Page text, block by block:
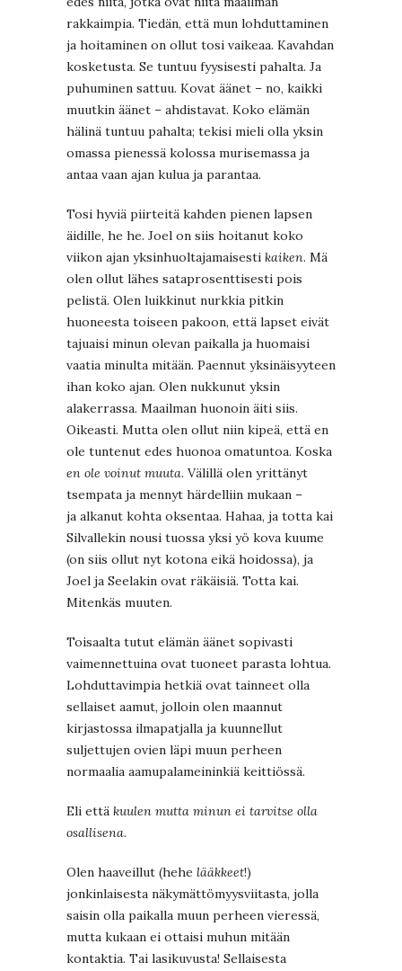
rakkaimpia. Tiedän, että mun lohduttaminen
ja hoitaminen on ollut tosi vaikeaa. Kavahdan
kosketusta. Se tuntuu fyysisesti pahalta. Ja
puhuminen sattuu. Kovat äänet – no, kaikki
muutkin äänet – ahdistavat. Koko elämän
hälinä tuntuu pahalta; tekisi mieli olla yksin
omassa pienessä kolossa murisemassa ja
antaa vaan ajan kulua ja parantaa.
Tosi hyviä piirteitä kahden pienen lapsen
äidille, he he. Joel on siis hoitanut koko
viikon ajan yksinhuoltajamaisesti kaiken. Mä
olen ollut lähes sataprosenttisesti pois
pelistä. Olen luikkinut nurkkia pitkin
huoneesta toiseen pakoon, että lapset eivät
tajuaisi minun olevan paikalla ja huomaisi
vaatia minulta mitään. Paennut yksinäisyyteen
ihan koko ajan. Olen nukkunut yksin
alakerrassa. Maailman huonoin äiti siis.
Oikeasti. Mutta olen ollut niin kipeä, että en
ole tuntenut edes huonoa omatuntoa. Koska
en ole voinut muuta. Välillä olen yrittänyt
tsempata ja mennyt härdelliin mukaan –
ja alkanut kohta oksentaa. Hahaa, ja totta kai
Silvallekin nousi tuossa yksi yö kova kuume
(on siis ollut nyt kotona eikä hoidossa), ja
Joel ja Seelakin ovat räkäisiä. Totta kai.
Mitenkäs muuten.
Toisaalta tutut elämän äänet sopivasti
vaimennettuina ovat tuoneet parasta lohtua.
Lohduttavimpia hetkiä ovat tainneet olla
sellaiset aamut, jolloin olen maannut
kirjastossa ilmapatjalla ja kuunnellut
suljettujen ovien läpi muun perheen
normaalia aamupalameininkiä keittiössä.
Eli että kuulen mutta minun ei tarvitse olla
osallisena.
Olen haaveillut (hehe lääkkeet!)
jonkinlaisesta näkymättömyysviitasta, jolla
saisin olla paikalla muun perheen vieressä,
mutta kukaan ei ottaisi muhun mitään
kontaktia. Tai lasikuvusta! Sellaisesta